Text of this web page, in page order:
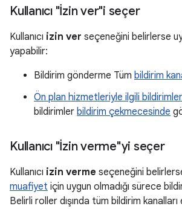
Kullanıcı "İzin ver"i seçer
Kullanıcı izin ver seçeneğini belirlerse
yapabilir:
Bildirim gönderme Tüm bildirim
Ön plan hizmetleriyle ilgili bildirimler
bildirimler bildirim çekmecesinde
Kullanıcı "İzin verme"yi seçer
Kullanıcı izin verme seçeneğini
muafiyet için uygun olmadığı sürece
Belirli roller dışında tüm bildirim kanalları